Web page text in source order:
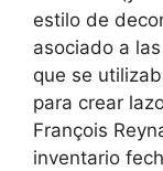
estilo de
asociado a
que se
para crear
François
inventario